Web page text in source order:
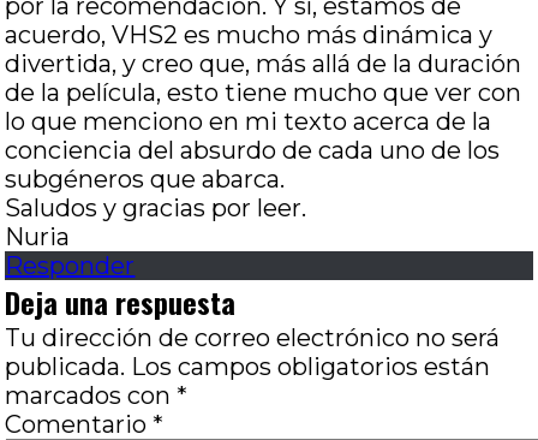
por la recomendación. Y sí, estamos de
acuerdo, VHS2 es mucho más dinámica y
divertida, y creo que, más allá de la duración
de la película, esto tiene mucho que ver con
lo que menciono en mi texto acerca de la
conciencia del absurdo de cada uno de los
subgéneros que abarca.
Saludos y gracias por leer.
Nuria
Responder
Deja una respuesta
Tu dirección de correo electrónico no será
publicada. Los campos obligatorios están
marcados con *
Comentario *